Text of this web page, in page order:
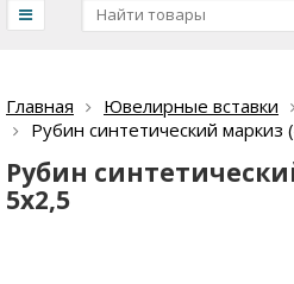
Главная Ювелирные вставки
Рубин синтетический маркиз
Рубин
5х2,5